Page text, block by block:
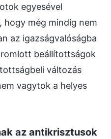
egyesével
hogy még mindig nem
az igazságvalóságba
beállítottságok
változás
vagytok a helyes
az antikrisztusok